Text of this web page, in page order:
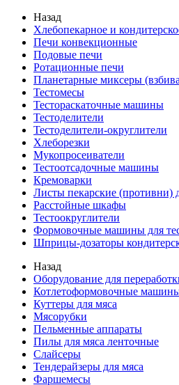
Назад
Хлебопекарное и
Печи конвекционные
Подовые печи
Ротационные печи
Планетарные миксеры
Тестомесы
Тестораскаточные машины
Тестоделители
Тестоделители-округлители
Хлеборезки
Мукопросеиватели
Тестоотсадочные машины
Кремоварки
Листы пекарские (противни)
Расстойные шкафы
Тестоокруглители
Формовочные машины для
Шприцы-дозаторы
Назад
Оборудование для
Котлетоформовочные
Куттеры для мяса
Мясорубки
Пельменные аппараты
Пилы для мяса ленточные
Слайсеры
Тендерайзеры для мяса
Фаршемесы